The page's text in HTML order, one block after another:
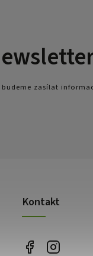
zasílat
Kontakt